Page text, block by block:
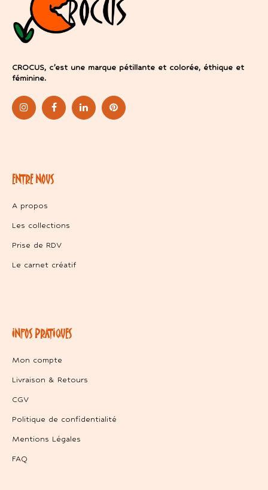
CROCUS, c’est une marque pétillante et colorée, éthique et
féminine.
ENTRE NOUS
A propos
Les collections
Prise de RDV
Le carnet créatif
INFOS PRATIQUES
Mon compte
Livraison & Retours
CGV
Politique de confidentialité
Mentions Légales
FAQ